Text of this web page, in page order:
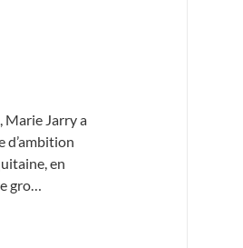
Marie Jarry a
d’ambition
en
gro…